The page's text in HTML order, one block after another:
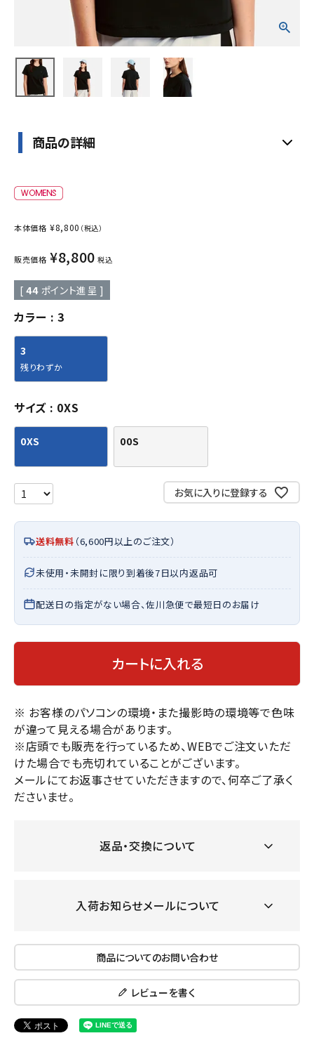
特定商取引法
プライバシーポリシー
商品の詳細
本体価格 ¥8,800 （税込）
販売価格 ¥8,800 税込
[ 44 ポイント進呈 ]
カラー 3
3
残りわずか
サイズ 0XS
0XS 00S
お気に入りに登録する
送料無料 （6,600円以上のご注文）
未使用・未開封に限り到着後7日以内返品可
配送日の指定がない場合、佐川急便で最短日のお届け
カートに入れる
※ お客様のパソコンの環境・また撮影時の環境等で色味
が違って見える場合があります。
※店頭でも販売を行っているため、WEBでご注文いただ
けた場合でも売切れていることがございます。
メールにてお返事させていただきますので、何卒ご了承く
ださいませ。
返品・交換について
入荷お知らせメールについて
商品についてのお問い合わせ
レビューを書く